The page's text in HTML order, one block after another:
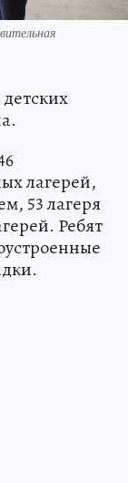
лагерей,
53 лагеря
Ребят